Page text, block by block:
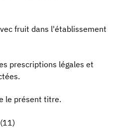
fruit dans l'établissement
prescriptions légales et
le présent titre.